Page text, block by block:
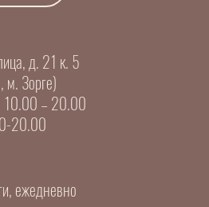
д. 21 к. 5
м. Зорге)
10.00 – 20.00
20.00
ежедневно